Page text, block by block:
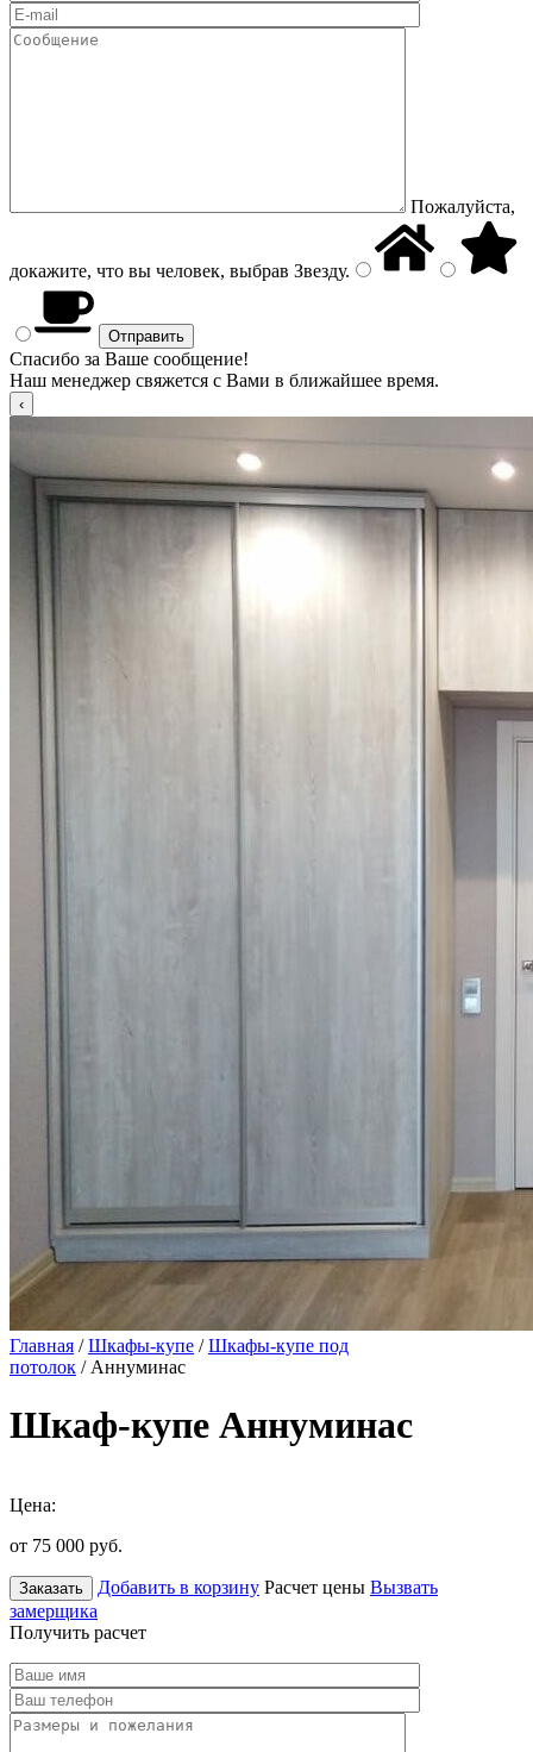
Пожалуйста,
докажите, что вы человек, выбрав Звезду.
Спасибо за Ваше сообщение!
Наш менеджер свяжется с Вами в ближайшее время.
Главная /Шкафы-купе /Шкафы-купе под
потолок / Аннуминас
Шкаф-купе Аннуминас
Цена:
от 75 000 руб.
Заказать Добавить в корзину Расчет цены Вызвать
замерщика
Получить расчет